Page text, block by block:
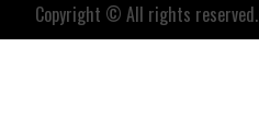
Copyright © All rights reserved.